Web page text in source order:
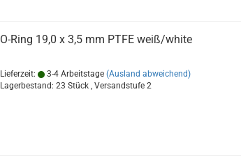
O-Ring 19,0 x 3,5 mm PTFE weiß/white
Lieferzeit: 3-4 Arbeitstage (Ausland abweichend)
Lagerbestand: 23 Stück , Versandstufe 2